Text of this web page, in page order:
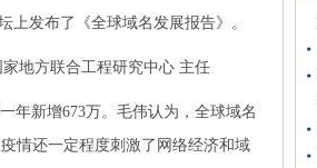
上发布了《全球域名发展报告》。
地方联合工程研究中心 主任
年新增673万。毛伟认为，全球域名
情还一定程度刺激了网络经济和域